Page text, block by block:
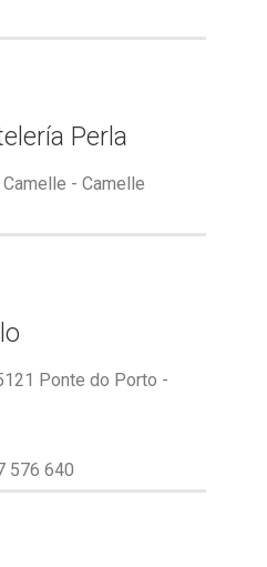
Perla
- Camelle
Ponte do Porto -
576 640